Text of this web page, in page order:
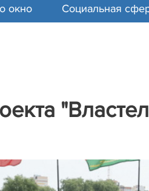
окно Социальная